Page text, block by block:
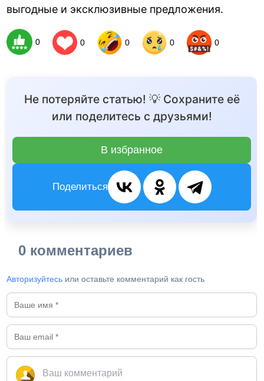
выгодные и эксклюзивные предложения.
0 0 0 0 0
Не потеряйте статью! 💡 Сохраните её
или поделитесь с друзьями!
В избранное
Поделиться
0 комментариев
Авторизуйтесь или оставьте комментарий как гость